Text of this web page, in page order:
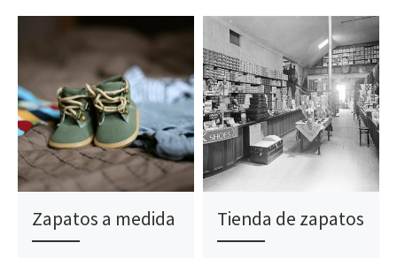
Zapatos a medida Tienda de zapatos